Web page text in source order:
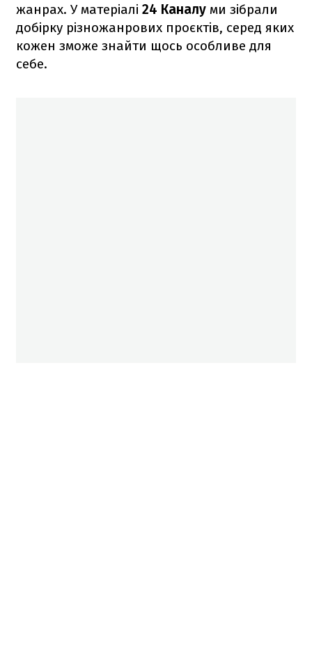
жанрах. У матеріалі 24 Каналу ми зібрали
добірку різножанрових проєктів, серед яких
кожен зможе знайти щось особливе для
себе.